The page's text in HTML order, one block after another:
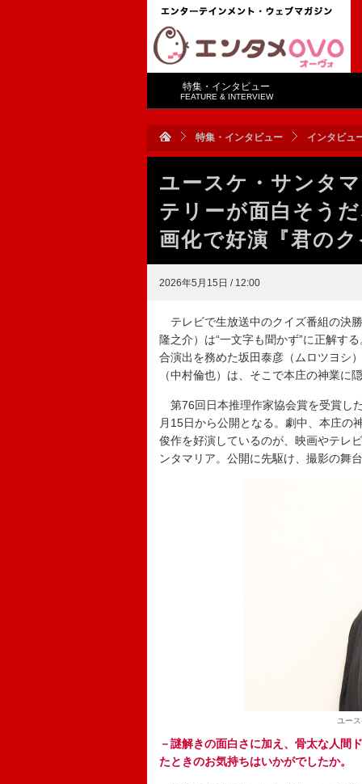
特集・インタビュー
FEATURE & INTERVIEW
特集・インタビュー インタビュ
ユースケ・サンタ
テリーが面白そう
画化で好演『君の
2026年5月15日 / 12:00
テレビで生放送中のクイズ番組の決
隆之介）は“一文字も聞かず”に正解す
合演出を務めた坂田泰彦（ムロツヨシ
（中村倫也）は、そこで本庄の神業
第76回日本推理作家協会賞を受賞し
月15日から公開となる。劇中、本庄の
俊作を好演しているのが、映画やテレ
ンタマリア。公開に先駆け、撮影の舞
ユー
－謎解きの面白さに加え、骨太な人間
たときのお気持ちはいかがでしたか。